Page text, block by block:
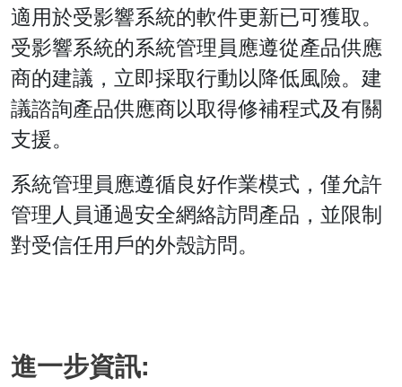
適用於受影響系統的軟件更新已可獲取。
受影響系統的系統管理員應遵從產品供應
商的建議，立即採取行動以降低風險。建
議諮詢產品供應商以取得修補程式及有關
支援。
系統管理員應遵循良好作業模式，僅允許
管理人員通過安全網絡訪問產品，並限制
對受信任用戶的外殼訪問。
進一步資訊: